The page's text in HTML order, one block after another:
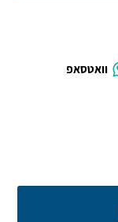
וואטסאפ